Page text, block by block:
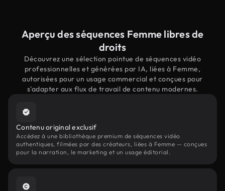
Aperçu des séquences Femme libres de
droits
Découvrez une sélection pointue de séquences vidéo
professionnelles et générées par IA, liées à Femme,
autorisées pour un usage commercial et conçues pour
s'adapter aux flux de travail de contenu modernes.
Contenu original exclusif
Accédez à une bibliothèque premium de séquences vidéo
authentiques, filmées par des créateurs, liées à Femme — conçues
pour la narration, le marketing et un usage éditorial.